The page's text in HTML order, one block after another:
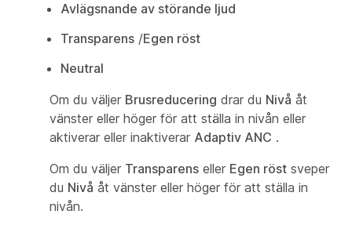
Avlägsnande av störande ljud
Transparens /Egen röst
Neutral
Om du väljer Brusreducering drar du Nivå åt
vänster eller höger för att ställa in nivån eller
aktiverar eller inaktiverar Adaptiv ANC .
Om du väljer Transparens eller Egen röst sveper
du Nivå åt vänster eller höger för att ställa in
nivån.